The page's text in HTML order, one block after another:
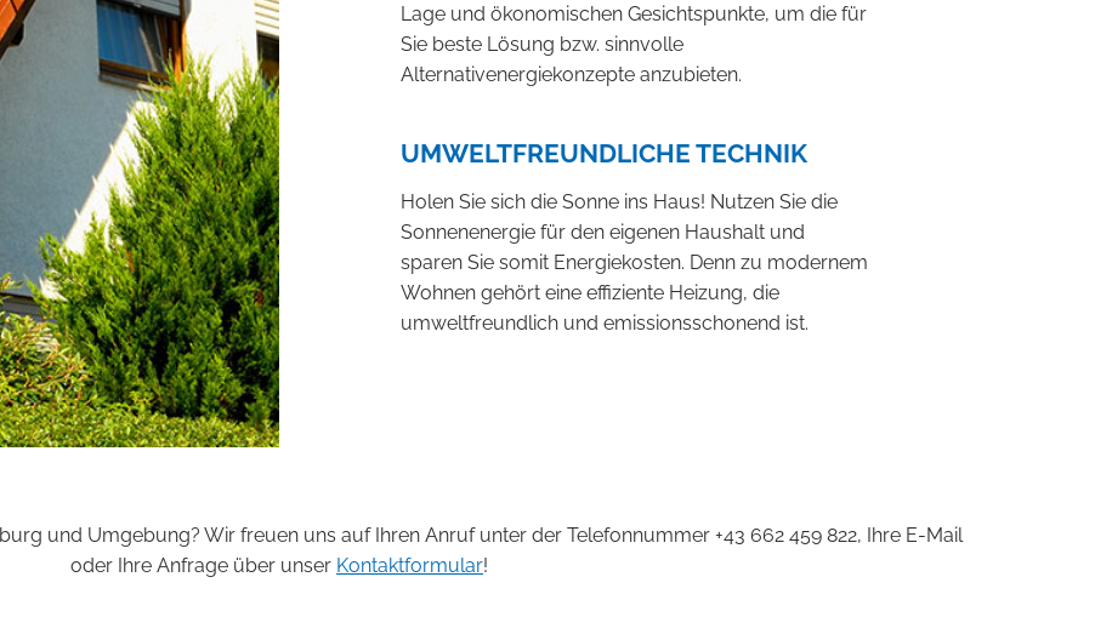
Lage und ökonomischen Gesichtspunkte, um die für
Sie beste Lösung bzw. sinnvolle
Alternativenergiekonzepte anzubieten.
UMWELTFREUNDLICHE TECHNIK
Holen Sie sich die Sonne ins Haus! Nutzen Sie die
Sonnenenergie für den eigenen Haushalt und
sparen Sie somit Energiekosten. Denn zu modernem
Wohnen gehört eine effiziente Heizung, die
umweltfreundlich und emissionsschonend ist.
und Umgebung? Wir freuen uns auf Ihren Anruf unter der Telefonnummer +43 662 459 822, Ihre E-Mail
oder Ihre Anfrage über unser Kontaktformular!